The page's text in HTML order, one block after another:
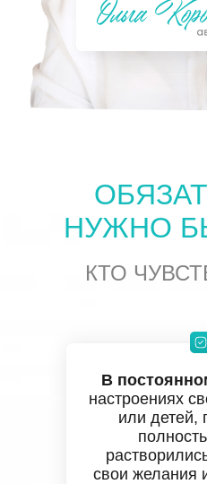
НУЖНО
КТО
В
настроениях
или детей,
свои желания